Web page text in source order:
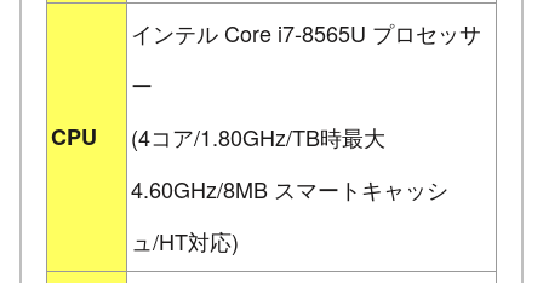
CPU
インテル Core i7-8565U プロセッサ
ー
(4コア/1.80GHz/TB時最大
4.60GHz/8MB スマートキャッシ
ュ/HT対応)